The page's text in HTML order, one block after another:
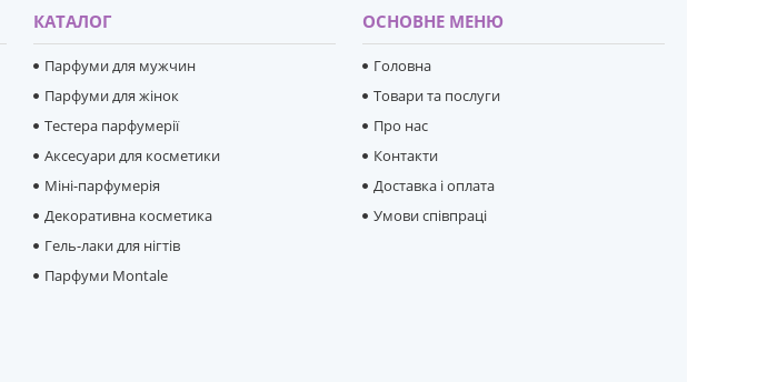
КАТАЛОГ
Парфуми для мужчин
Парфуми для жінок
Тестера парфумерії
Аксесуари для косметики
Міні-парфумерія
Декоративна косметика
Гель-лаки для нігтів
Парфуми Montale
ОСНОВНЕ МЕНЮ
Головна
Товари та послуги
Про нас
Контакти
Доставка і оплата
Умови співпраці